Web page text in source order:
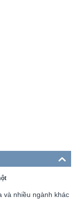
và nhiều ngành khác